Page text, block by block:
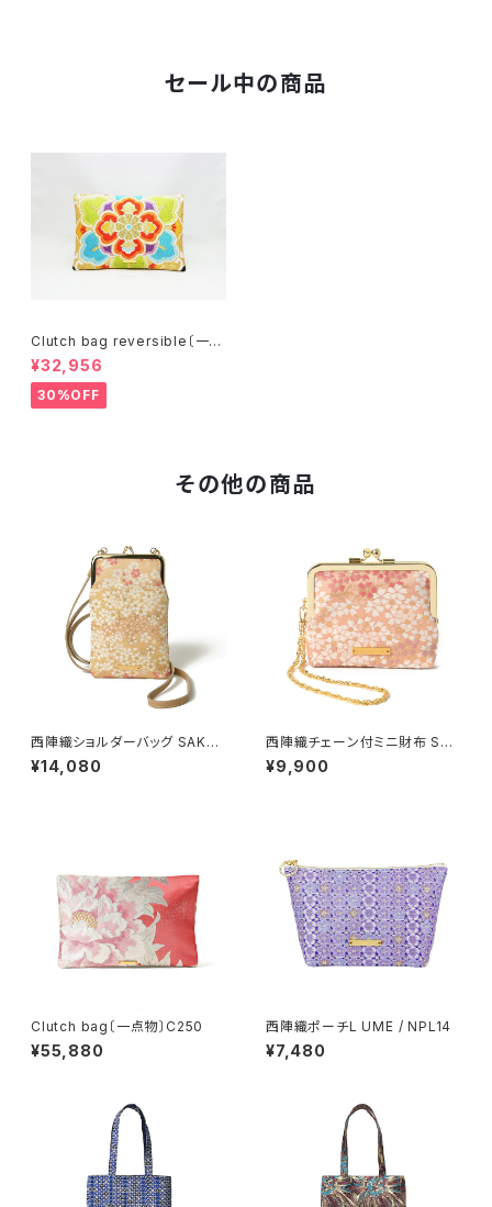
セール中の商品
Clutch bag reversible〔一点
物〕C077R
¥32,956
30%OFF
その他の商品
西陣織ショルダーバッグ SAKU
RA / NSS1
¥14,080
西陣織チェーン付ミニ財布 SAK
URA / NWS2【人気商品】
¥9,900
Clutch bag〔一点物〕C250
¥55,880
西陣織ポーチL UME / NPL14
¥7,480